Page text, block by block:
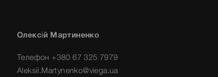
Олексій Мартиненко
Телефон +380 67 325 7979
Aleksii.Martynenko@viega.ua